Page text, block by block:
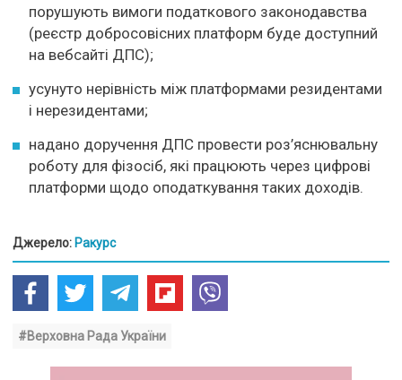
порушують вимоги податкового законодавства
(реєстр добросовісних платформ буде доступний
на вебсайті ДПС);
усунуто нерівність між платформами резидентами
і нерезидентами;
надано доручення ДПС провести роз’яснювальну
роботу для фізосіб, які працюють через цифрові
платформи щодо оподаткування таких доходів.
Джерело: Ракурс
#Верховна Рада України